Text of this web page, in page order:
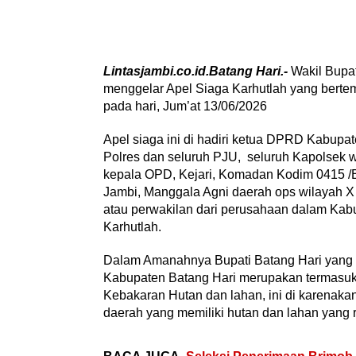
Lintasjambi.co.id.Batang Hari.-Wakil
menggelar Apel Siaga Karhutlah yang
pada hari, Jum’at 13/06/2026
Apel siaga ini di hadiri ketua DPRD
Polres dan seluruh PJU, seluruh Kapolsek
kepala OPD, Kejari, Komadan Kodim 0415
Jambi, Manggala Agni daerah ops wilayah
atau perwakilan dari perusahaan dalam
Karhutlah.
Dalam Amanahnya Bupati Batang Hari
Kabupaten Batang Hari merupakan
Kebakaran Hutan dan lahan, ini di
daerah yang memiliki hutan dan lahan yang